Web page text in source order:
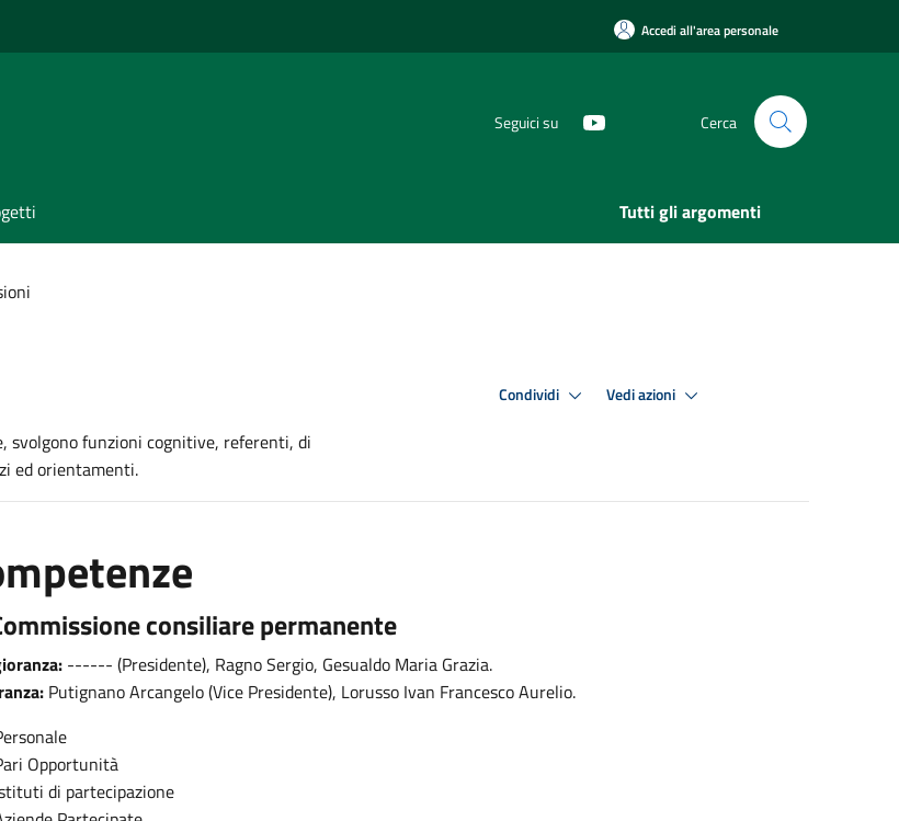
Accedi all'area personale
Seguici su Cerca
Tutti gli argomenti
svolgono funzioni cognitive, referenti, di
ed orientamenti.
Condividi Vedi azioni
consiliare permanente
------ (Presidente), Ragno Sergio, Gesualdo Maria Grazia.
Putignano Arcangelo (Vice Presidente), Lorusso Ivan Francesco Aurelio.
Opportunità
di partecipazione